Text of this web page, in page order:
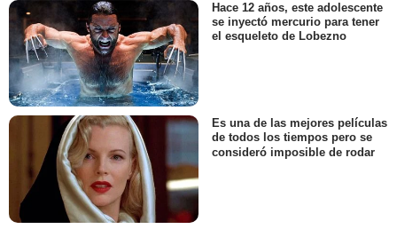
Hace 12 años, este adolescente
se inyectó mercurio para tener
el esqueleto de Lobezno
Es una de las mejores películas
de todos los tiempos pero se
consideró imposible de rodar